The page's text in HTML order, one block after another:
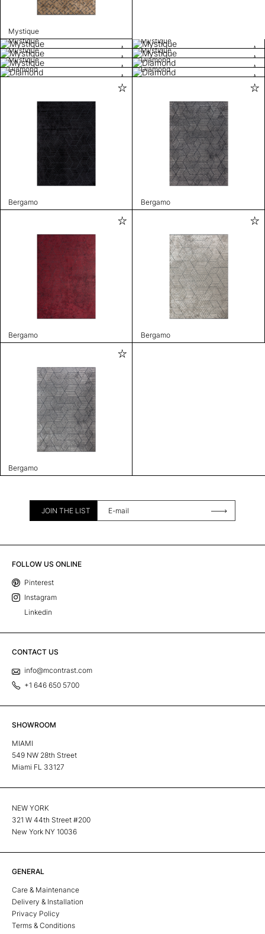
Mystique
Mystique
Mystique
Mystique
Mystique
Mystique
Diamond
Diamond
Diamond
Bergamo Bergamo
Bergamo Bergamo
Bergamo
JOIN THE LIST
FOLLOW US ONLINE
Pinterest
Instagram
Linkedin
CONTACT US
info@mcontrast.com
+1 646 650 5700
SHOWROOM
MIAMI
549 NW 28th Street
Miami FL 33127
NEW YORK
321 W 44th Street #200
New York NY 10036
GENERAL
Care & Maintenance
Delivery & Installation
Privacy Policy
Terms & Conditions